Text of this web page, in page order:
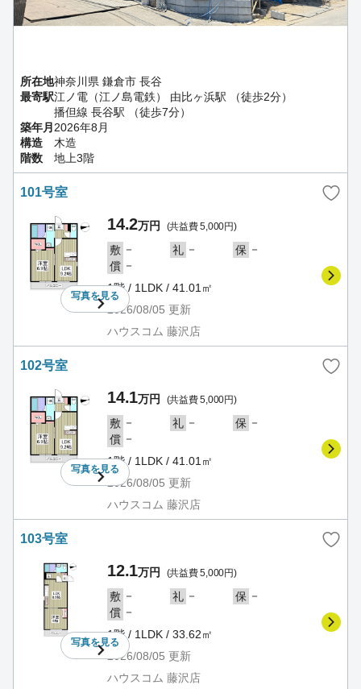
所在地神奈川県 鎌倉市 長谷
最寄駅江ノ電（江ノ島電鉄） 由比ヶ浜駅 （徒歩2分）
播但線 長谷駅 （徒歩7分）
築年月 2026年8月
構造
木造
階数
地上3階
101号室
写真を見る
14.2万円 (共益費 5,000円)
敷 － 礼 － 保 －
償 －
1階 / 1LDK / 41.01㎡
2026/08/05 更新
ハウスコム 藤沢店
102号室
写真を見る
14.1万円 (共益費 5,000円)
敷 － 礼 － 保 －
償 －
1階 / 1LDK / 41.01㎡
2026/08/05 更新
ハウスコム 藤沢店
103号室
写真を見る
12.1万円 (共益費 5,000円)
敷 － 礼 － 保 －
償 －
1階 / 1LDK / 33.62㎡
2026/08/05 更新
ハウスコム 藤沢店